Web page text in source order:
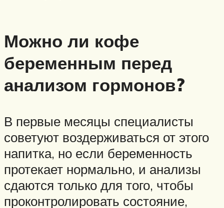
Можно ли кофе
беременным перед
анализом гормонов?
В первые месяцы специалисты
советуют воздерживаться от этого
напитка, но если беременность
протекает нормально, и анализы
сдаются только для того, чтобы
проконтролировать состояние,